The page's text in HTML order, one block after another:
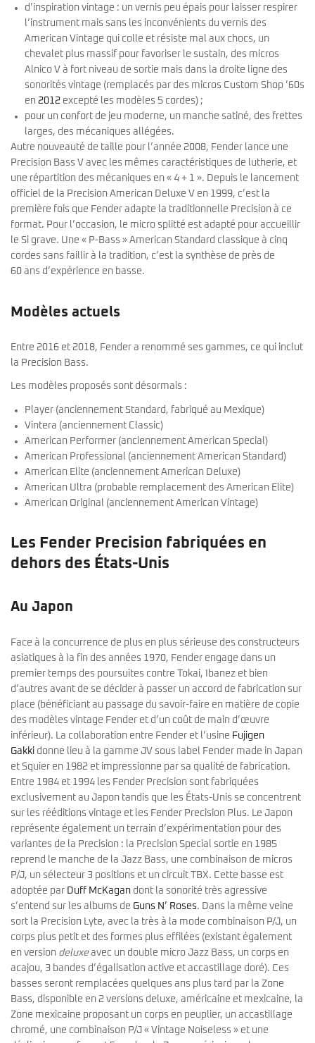
d’inspiration vintage : un vernis peu épais pour laisser respirer
l’instrument mais sans les inconvénients du vernis des
American Vintage qui colle et résiste mal aux chocs, un
chevalet plus massif pour favoriser le sustain, des micros
Alnico V à fort niveau de sortie mais dans la droite ligne des
sonorités vintage (remplacés par des micros Custom Shop ’60s
en 2012 excepté les modèles 5 cordes) ;
pour un confort de jeu moderne, un manche satiné, des frettes
larges, des mécaniques allégées.
Autre nouveauté de taille pour l’année 2008, Fender lance une
Precision Bass V avec les mêmes caractéristiques de lutherie, et
une répartition des mécaniques en « 4 + 1 ». Depuis le lancement
officiel de la Precision American Deluxe V en 1999, c’est la
première fois que Fender adapte la traditionnelle Precision à ce
format. Pour l’occasion, le micro splitté est adapté pour accueillir
le Si grave. Une « P-Bass » American Standard classique à cinq
cordes sans faillir à la tradition, c’est la synthèse de près de
60 ans d’expérience en basse.
Modèles actuels
Entre 2016 et 2018, Fender a renommé ses gammes, ce qui inclut
la Precision Bass.
Les modèles proposés sont désormais :
Player (anciennement Standard, fabriqué au Mexique)
Vintera (anciennement Classic)
American Performer (anciennement American Special)
American Professional (anciennement American Standard)
American Elite (anciennement American Deluxe)
American Ultra (probable remplacement des American Elite)
American Original (anciennement American Vintage)
Les Fender Precision fabriquées en
dehors des États-Unis
Au Japon
Face à la concurrence de plus en plus sérieuse des constructeurs
asiatiques à la fin des années 1970, Fender engage dans un
premier temps des poursuites contre Tokai, Ibanez et bien
d’autres avant de se décider à passer un accord de fabrication sur
place (bénéficiant au passage du savoir-faire en matière de copie
des modèles vintage Fender et d’un coût de main d’œuvre
inférieur). La collaboration entre Fender et l’usine Fujigen
Gakki donne lieu à la gamme JV sous label Fender made in Japan
et Squier en 1982 et impressionne par sa qualité de fabrication.
Entre 1984 et 1994 les Fender Precision sont fabriquées
exclusivement au Japon tandis que les États-Unis se concentrent
sur les rééditions vintage et les Fender Precision Plus. Le Japon
représente également un terrain d’expérimentation pour des
variantes de la Precision : la Precision Special sortie en 1985
reprend le manche de la Jazz Bass, une combinaison de micros
P/J, un sélecteur 3 positions et un circuit TBX. Cette basse est
adoptée par Duff McKagan dont la sonorité très agressive
s’entend sur les albums de Guns N’ Roses. Dans la même veine
sort la Precision Lyte, avec la très à la mode combinaison P/J, un
corps plus petit et des formes plus effilées (existant également
en version deluxeavec un double micro Jazz Bass, un corps en
acajou, 3 bandes d’égalisation active et accastillage doré). Ces
basses seront remplacées quelques ans plus tard par la Zone
Bass, disponible en 2 versions deluxe, américaine et mexicaine, la
Zone mexicaine proposant un corps en peuplier, un accastillage
chromé, une combinaison P/J « Vintage Noiseless » et une